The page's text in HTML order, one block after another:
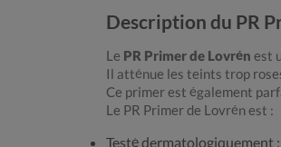
Description du PR
Le PR Primer de Lovrén est
Il atténue les teints trop
Ce primer est également
Le PR Primer de Lovrén est :
Testé dermatologiquement ;